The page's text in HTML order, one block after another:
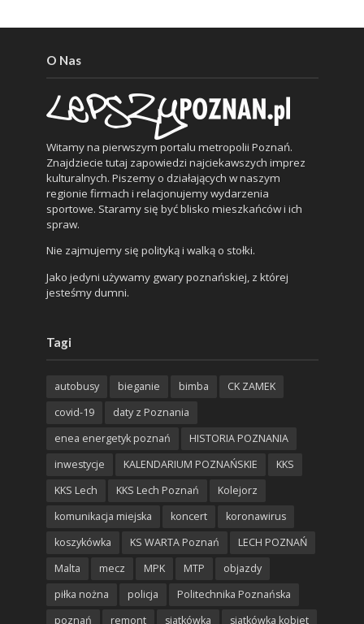
O Nas
Witamy na pierwszym portalu metropolii Poznań.
Znajdziecie tutaj zapowiedzi najciekawszych imprez
kulturalnych. Piszemy o działających w naszym
regionie firmach i relacjonujemy wydarzenia
sportowe. Staramy się być blisko mieszkańców i ich
spraw.
Nie zajmujemy się polityką i walką o stołki.
Jako jedyni używamy gwary poznańskiej, z której
jesteśmy dumni.
Tagi
autobusy bieganie bimba
CK ZAMEK
covid-19
daty z Poznania
enea energetyk poznań
HISTORIA POZNANIA
inwestycje
KALENDARIUM POZNAŃSKIE
KKS
KKS Lech
KKS Lech Poznań
Kolejorz
komunikacja miejska
koncert
koronawirus
koszykówka
KS WARTA Poznań
LECH POZNAŃ
Malta
mecz MPK MTP
objazdy
piłka nożna
policja
Politechnika Poznańska
poznań
remont siatkówka siatkówka kobiet